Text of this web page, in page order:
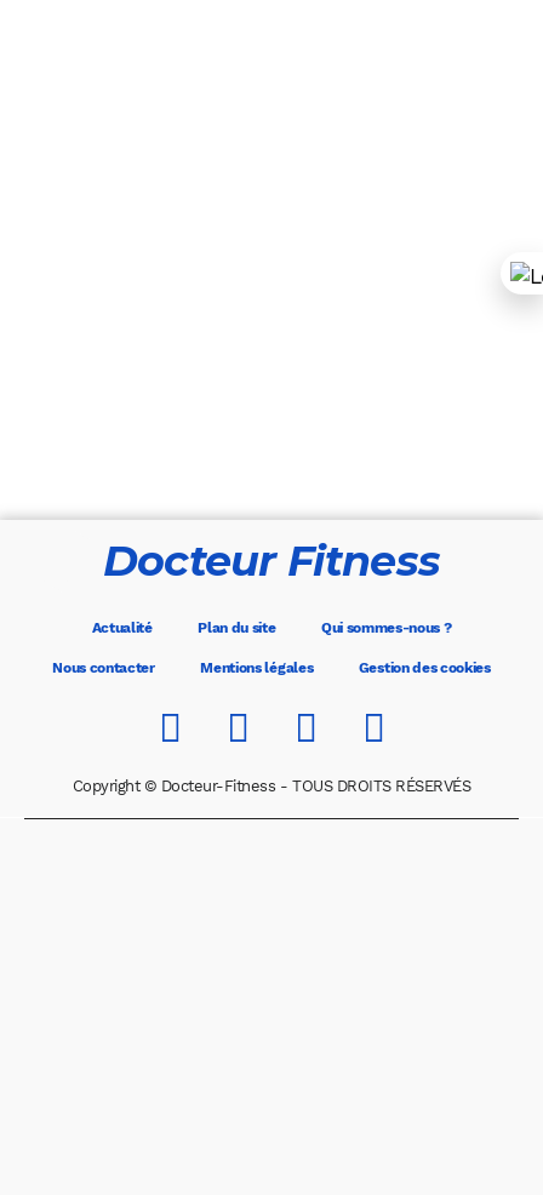
Docteur Fitness
Actualité Plan du site Qui sommes-nous ?
Nous contacter Mentions légales Gestion des cookies
Copyright © Docteur-Fitness - TOUS DROITS RÉSERVÉS